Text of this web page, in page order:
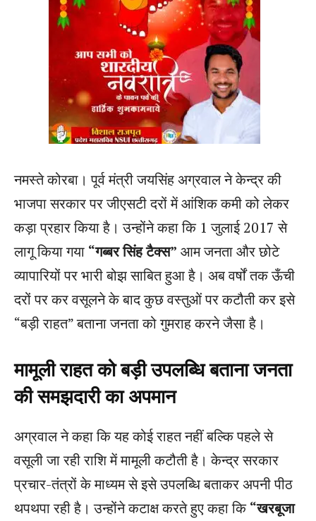
नमस्ते कोरबा। पूर्व मंत्री जयसिंह अग्रवाल ने केन्द्र की
भाजपा सरकार पर जीएसटी दरों में आंशिक कमी को लेकर
कड़ा प्रहार किया है। उन्होंने कहा कि 1 जुलाई 2017 से
लागू किया गया “गब्बर सिंह टैक्स” आम जनता और छोटे
व्यापारियों पर भारी बोझ साबित हुआ है। अब वर्षों तक ऊँची
दरों पर कर वसूलने के बाद कुछ वस्तुओं पर कटौती कर इसे
“बड़ी राहत” बताना जनता को गुमराह करने जैसा है।
मामूली राहत को बड़ी उपलब्धि बताना जनता
की समझदारी का अपमान
अग्रवाल ने कहा कि यह कोई राहत नहीं बल्कि पहले से
वसूली जा रही राशि में मामूली कटौती है। केन्द्र सरकार
प्रचार-तंत्रों के माध्यम से इसे उपलब्धि बताकर अपनी पीठ
थपथपा रही है। उन्होंने कटाक्ष करते हुए कहा कि“खरबूजा